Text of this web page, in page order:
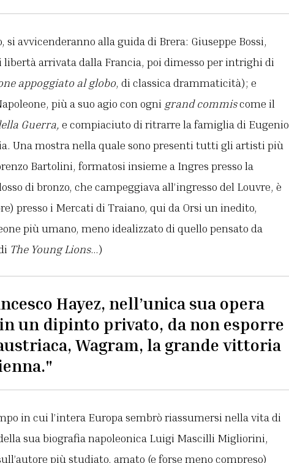
avvicenderanno alla guida di Brera: Giuseppe Bossi,
libertà arrivata dalla Francia, poi dimesso per intrighi di
appoggiato al globo, di classica drammaticità); e
più a suo agio con ogni grand commiscome il
Guerra, e compiaciuto di ritrarre la famiglia di Eugenio
Una mostra nella quale sono presenti tutti gli artisti più
Bartolini, formatosi insieme a Ingres presso la
di bronzo, che campeggiava all’ingresso del Louvre, è
presso i Mercati di Traiano, qui da Orsi un inedito,
più umano, meno idealizzato di quello pensato da
The Young Lions…)
Hayez, nell’unica sua opera
un dipinto privato, da non esporre
Wagram, la grande vittoria
in cui l’intera Europa sembrò riassumersi nella vita di
sua biografia napoleonica Luigi Mascilli Migliorini,
più studiato, amato (e forse meno compreso)